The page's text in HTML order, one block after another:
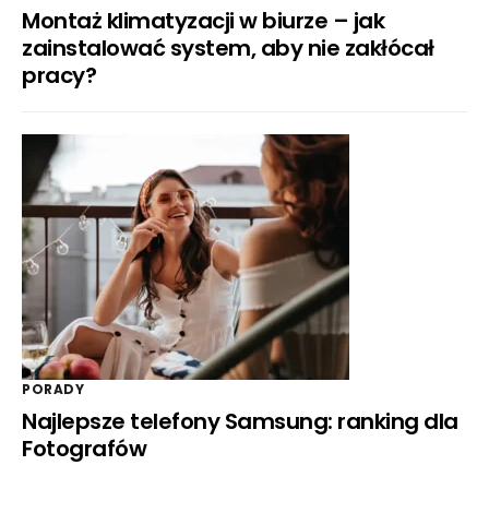
Montaż klimatyzacji w biurze – jak
zainstalować system, aby nie zakłócał
pracy?
PORADY
Najlepsze telefony Samsung: ranking dla
Fotografów